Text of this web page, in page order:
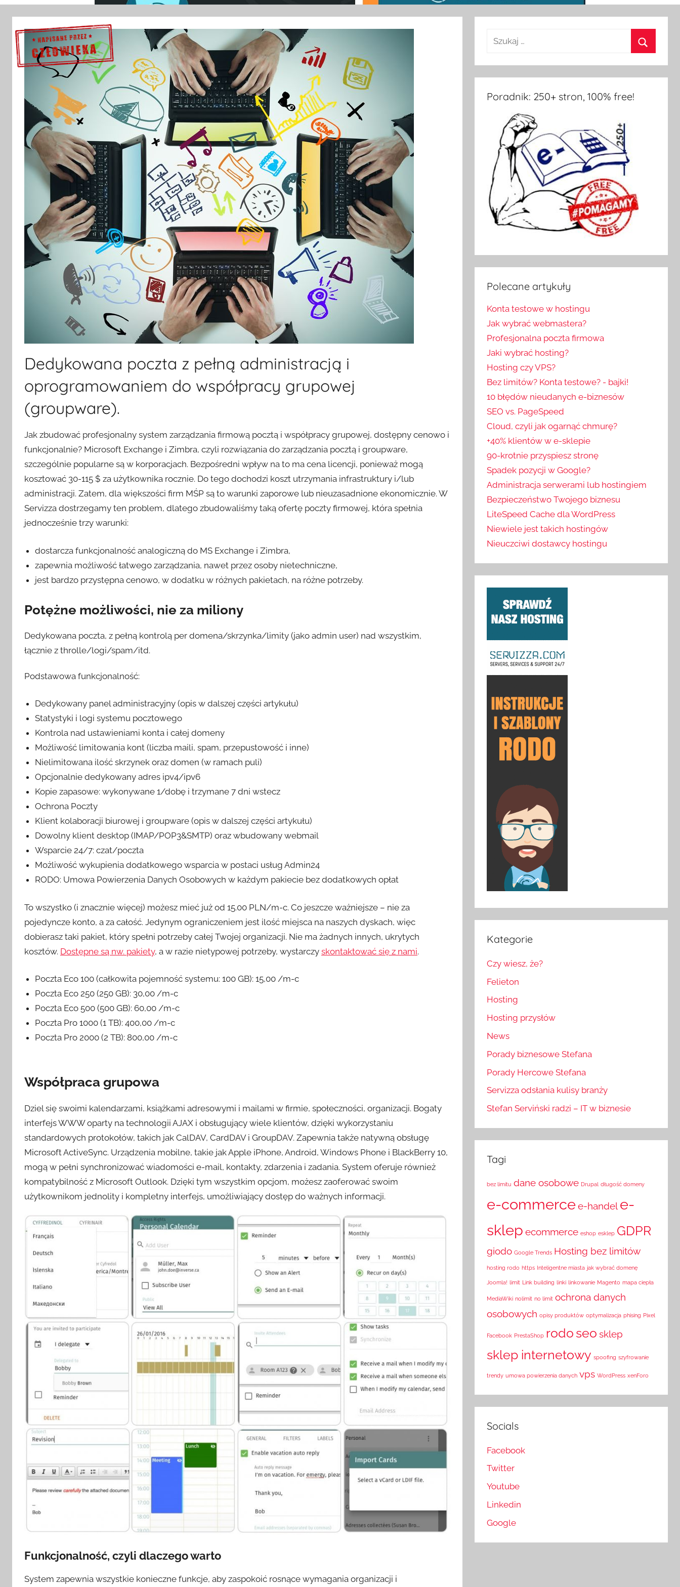
Sprawdź szczegóły >>>
Dedykowana poczta z pełną administracją i
oprogramowaniem do współpracy grupowej
(groupware).
Jak zbudować profesjonalny system zarządzania firmową pocztą i współpracy grupowej, dostępny cenowo i
funkcjonalnie? Microsoft Exchange i Zimbra, czyli rozwiązania do zarządzania pocztą i groupware,
szczególnie popularne są w korporacjach. Bezpośredni wpływ na to ma cena licencji, ponieważ mogą
kosztować 30-115 $ za użytkownika rocznie. Do tego dochodzi koszt utrzymania infrastruktury i/lub
administracji. Zatem, dla większości firm MŚP są to warunki zaporowe lub nieuzasadnione ekonomicznie. W
Servizza dostrzegamy ten problem, dlatego zbudowaliśmy taką ofertę poczty firmowej, która spełnia
jednocześnie trzy warunki:
dostarcza funkcjonalność analogiczną do MS Exchange i Zimbra,
zapewnia możliwość łatwego zarządzania, nawet przez osoby nietechniczne,
jest bardzo przystępna cenowo, w dodatku w różnych pakietach, na różne potrzeby.
Potężne możliwości, nie za miliony
Dedykowana poczta, z pełną kontrolą per domena/skrzynka/limity (jako admin user) nad wszystkim,
łącznie z throlle/logi/spam/itd.
Podstawowa funkcjonalność:
Dedykowany panel administracyjny (opis w dalszej części artykułu)
Statystyki i logi systemu pocztowego
Kontrola nad ustawieniami konta i całej domeny
Możliwość limitowania kont (liczba maili, spam, przepustowość i inne)
Nielimitowana ilość skrzynek oraz domen (w ramach puli)
Opcjonalnie dedykowany adres ipv4/ipv6
Kopie zapasowe: wykonywane 1/dobę i trzymane 7 dni wstecz
Ochrona Poczty
Klient kolaboracji biurowej i groupware (opis w dalszej części artykułu)
Dowolny klient desktop (IMAP/POP3&SMTP) oraz wbudowany webmail
Wsparcie 24/7: czat/poczta
Możliwość wykupienia dodatkowego wsparcia w postaci usług Admin24
RODO: Umowa Powierzenia Danych Osobowych w każdym pakiecie bez dodatkowych opłat
To wszystko (i znacznie więcej) możesz mieć już od 15.00 PLN/m-c. Co jeszcze ważniejsze – nie za
pojedyncze konto, a za całość. Jedynym ograniczeniem jest ilość miejsca na naszych dyskach, więc
dobierasz taki pakiet, który spełni potrzeby całej Twojej organizacji. Nie ma żadnych innych, ukrytych
kosztów. Dostępne są nw. pakiety, a w razie nietypowej potrzeby, wystarczy skontaktować się z nami.
Poczta Eco 100 (całkowita pojemność systemu: 100 GB): 15,00 /m-c
Poczta Eco 250 (250 GB): 30,00 /m-c
Poczta Eco 500 (500 GB): 60,00 /m-c
Poczta Pro 1000 (1 TB): 400,00 /m-c
Poczta Pro 2000 (2 TB): 800,00 /m-c
Współpraca grupowa
Dziel się swoimi kalendarzami, książkami adresowymi i mailami w firmie, społeczności, organizacji. Bogaty
interfejs WWW oparty na technologii AJAX i obsługujący wiele klientów, dzięki wykorzystaniu
standardowych protokołów, takich jak CalDAV, CardDAV i GroupDAV. Zapewnia także natywną obsługę
Microsoft ActiveSync. Urządzenia mobilne, takie jak Apple iPhone, Android, Windows Phone i BlackBerry 10,
mogą w pełni synchronizować wiadomości e-mail, kontakty, zdarzenia i zadania. System oferuje również
kompatybilność z Microsoft Outlook. Dzięki tym wszystkim opcjom, możesz zaoferować swoim
użytkownikom jednolity i kompletny interfejs, umożliwiający dostęp do ważnych informacji.
Funkcjonalność, czyli dlaczego warto
System zapewnia wszystkie konieczne funkcje, aby zaspokoić rosnące wymagania organizacji i
Poradnik: 250+ stron, 100% free!
Polecane artykuły
Konta testowe w hostingu
Jak wybrać webmastera?
Profesjonalna poczta firmowa
Jaki wybrać hosting?
Hosting czy VPS?
Bez limitów? Konta testowe? - bajki!
10 błędów nieudanych e-biznesów
SEO vs. PageSpeed
Cloud, czyli jak ogarnąć chmurę?
+40% klientów w e-sklepie
90-krotnie przyspiesz stronę
Spadek pozycji w Google?
Administracja serwerami lub hostingiem
Bezpieczeństwo Twojego biznesu
LiteSpeed Cache dla WordPress
Niewiele jest takich hostingów
Nieuczciwi dostawcy hostingu
Kategorie
Czy wiesz, że?
Felieton
Hosting
Hosting przysłów
News
Porady biznesowe Stefana
Porady Hercowe Stefana
Servizza odsłania kulisy branży
Stefan Serviński radzi – IT w biznesie
Tagi
bez limitu dane osobowe Drupal długość domeny
e-commercee-handel e-
sklep ecommerce eshop esklep GDPR
giodo Google Trends Hosting bez limitów
hosting rodo https Inteligentne miasta jak wybrać domenę
Joomla! limit Link building linki linkowanie Magento mapa ciepła
MediaWiki nolimit no limit ochrona danych
osobowych opisy produktów optymalizacja phising Pixel
Facebook PrestaShop rodo seo sklep
sklep internetowy spoofing szyfrowanie
trendy umowa powierzenia danych vps WordPress xenForo
Socials
Facebook
Twitter
Youtube
Linkedin
Google